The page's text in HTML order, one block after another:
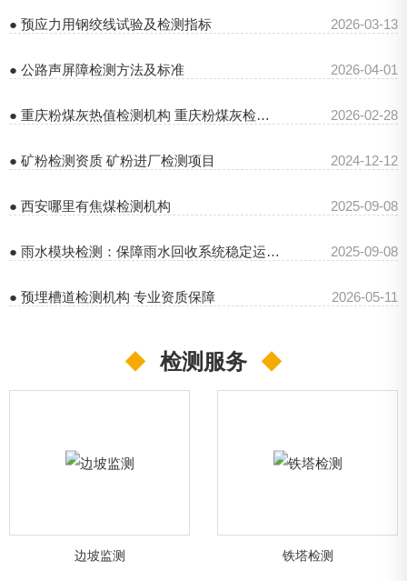
● 预应力用钢绞线试验及检测指标 2026-03-13
● 公路声屏障检测方法及标准 2026-04-01
● 重庆粉煤灰热值检测机构 重庆粉煤灰检验报告 2026-02-28
● 矿粉检测资质 矿粉进厂检测项目 2024-12-12
● 西安哪里有焦煤检测机构 2025-09-08
● 雨水模块检测：保障雨水回收系统稳定运行的关键 2025-09-08
● 预埋槽道检测机构 专业资质保障 2026-05-11
◆ 检测服务 ◆
边坡监测 铁塔检测